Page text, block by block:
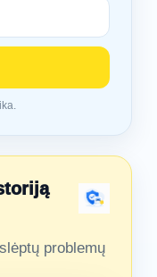
problemų